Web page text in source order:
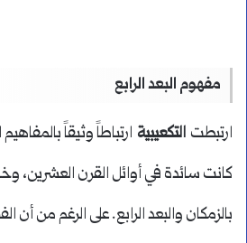
مفهوم البعد الرابع
ارتبطت التكعيبية ارتباطاً وثيقاً
كانت سائدة في أوائل القرن العشرين،
بالزمكان والبعد الرابع. على الرغم من أن